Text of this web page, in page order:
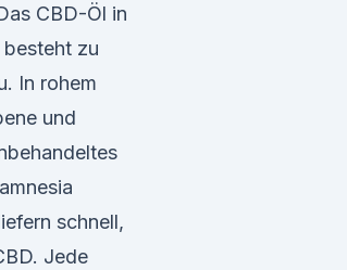
CBD-Öl in
zu
In rohem
und
schnell,
Jede